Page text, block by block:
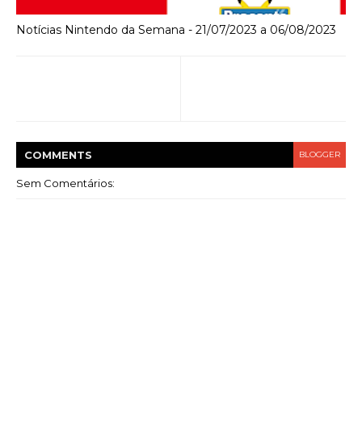
Notícias Nintendo da Semana - 21/07/2023 a 06/08/2023
COMMENTS BLOGGER
Sem Comentários: